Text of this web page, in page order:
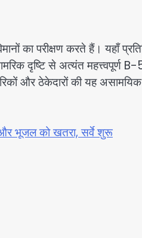
का परीक्षण करते हैं। यहाँ
दृष्टि से अत्यंत महत्त्वपूर्ण
और ठेकेदारों की यह
और भूजल को खतरा, सर्वे शुरू